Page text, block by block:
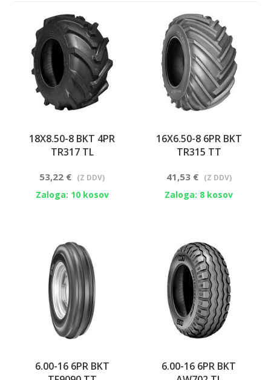
18X8.50-8 BKT 4PR
TR317 TL
53,22 € (Z DDV)
Zaloga: 10 kosov
16X6.50-8 6PR BKT
TR315 TT
41,53 € (Z DDV)
Zaloga: 8 kosov
6.00-16 6PR BKT
6.00-16 6PR BKT